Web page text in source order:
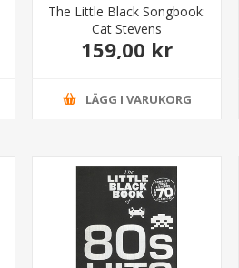
The Little Black Songbook:
Cat Stevens
159,00 kr
LÄGG I VARUKORG